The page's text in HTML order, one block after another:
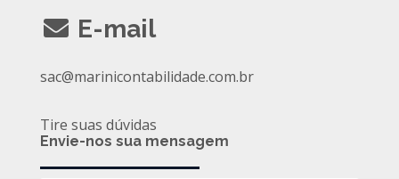
E-mail
sac@marinicontabilidade.com.br
Tire suas dúvidas
Envie-nos sua mensagem